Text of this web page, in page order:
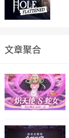
文章聚合